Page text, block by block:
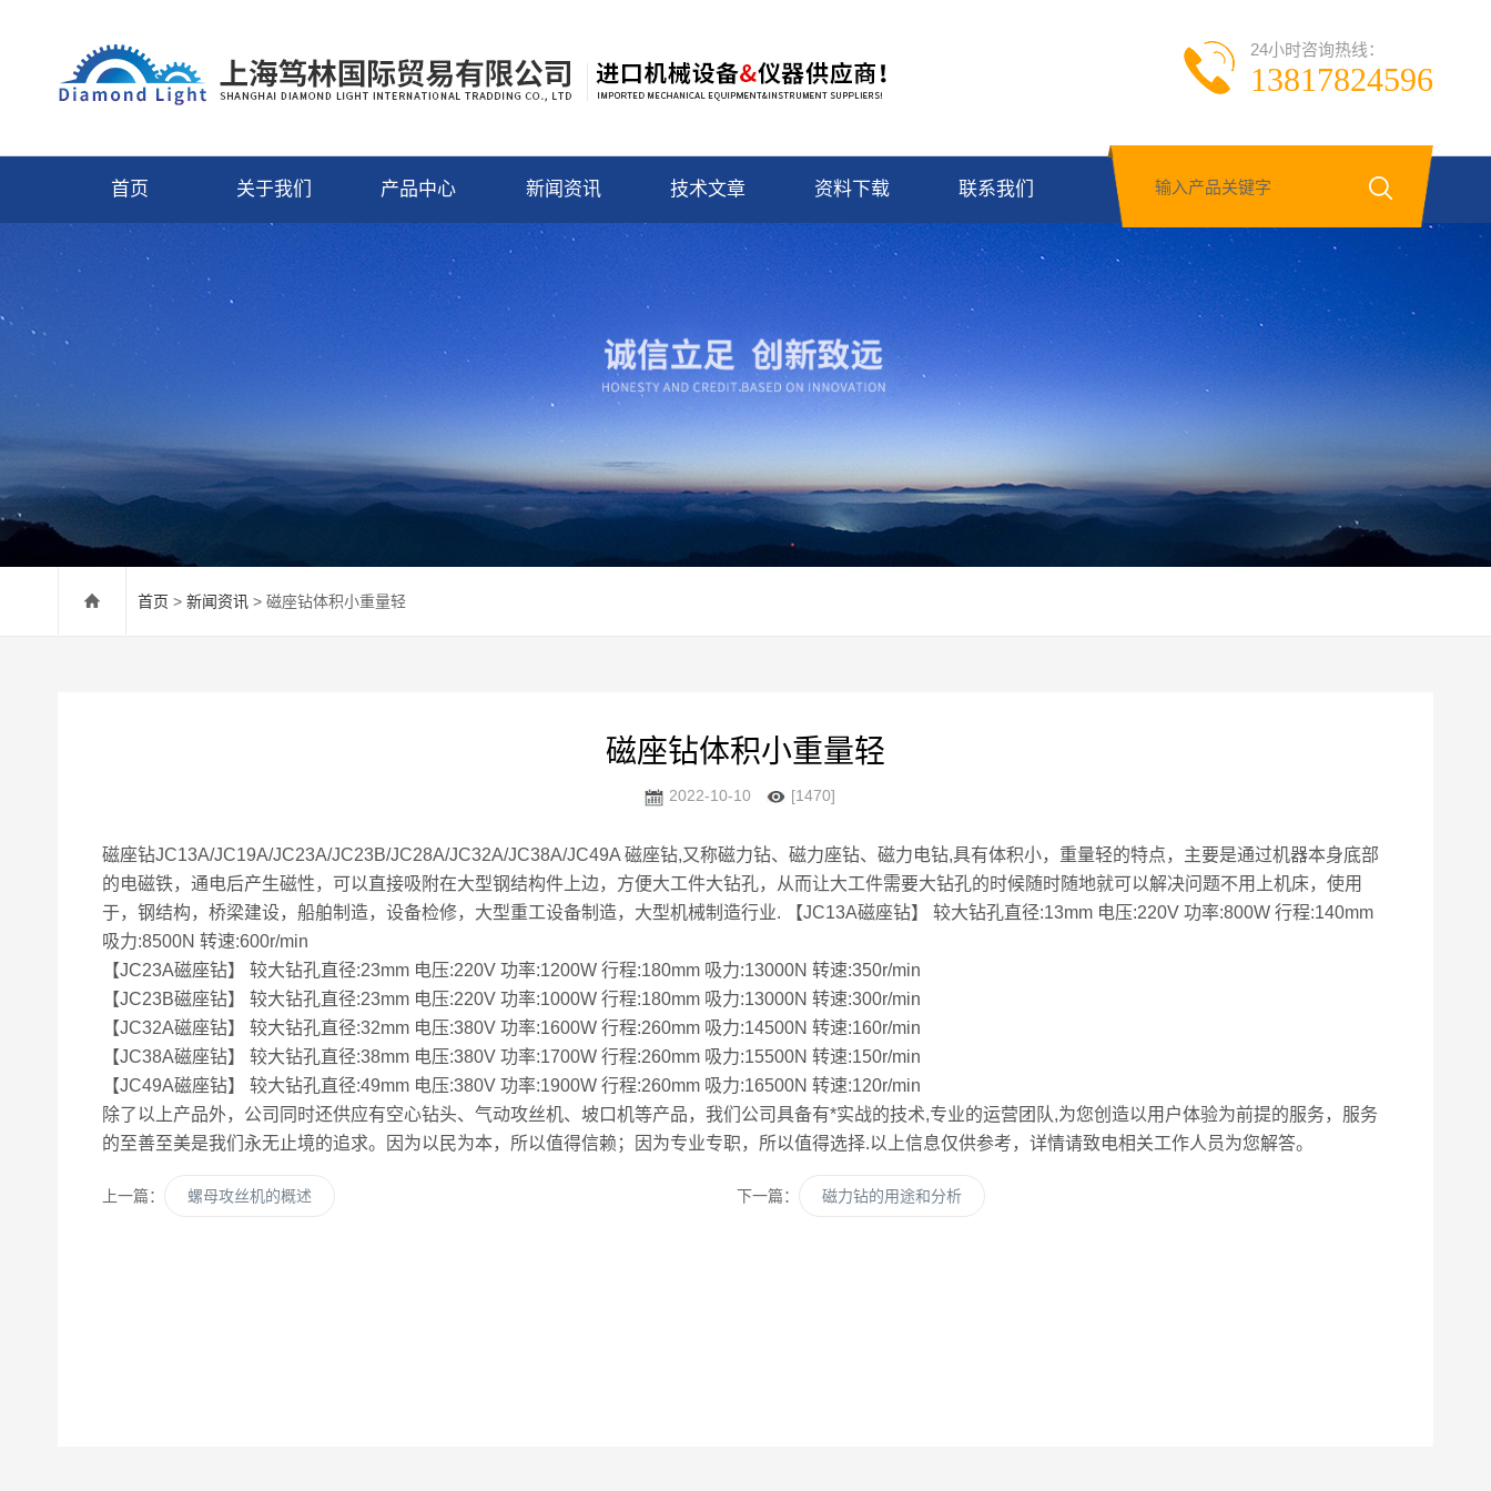
24小时咨询热线：
13817824596
首页 关于我们 产品中心 新闻资讯 技术文章 资料下载 联系我们
首页 > 新闻资讯 > 磁座钻体积小重量轻
磁座钻体积小重量轻
2022-10-10 [1470]
磁座钻JC13A/JC19A/JC23A/JC23B/JC28A/JC32A/JC38A/JC49A 磁座钻,又称磁力钻、磁力座钻、磁力电钻,具有体积小，重量轻的特点，主要是通过机器本身底部
的电磁铁，通电后产生磁性，可以直接吸附在大型钢结构件上边，方便大工件大钻孔，从而让大工件需要大钻孔的时候随时随地就可以解决问题不用上机床，使用
于，钢结构，桥梁建设，船舶制造，设备检修，大型重工设备制造，大型机械制造行业. 【JC13A磁座钻】 较大钻孔直径:13mm 电压:220V 功率:800W 行程:140mm
吸力:8500N 转速:600r/min
【JC23A磁座钻】 较大钻孔直径:23mm 电压:220V 功率:1200W 行程:180mm 吸力:13000N 转速:350r/min
【JC23B磁座钻】 较大钻孔直径:23mm 电压:220V 功率:1000W 行程:180mm 吸力:13000N 转速:300r/min
【JC32A磁座钻】 较大钻孔直径:32mm 电压:380V 功率:1600W 行程:260mm 吸力:14500N 转速:160r/min
【JC38A磁座钻】 较大钻孔直径:38mm 电压:380V 功率:1700W 行程:260mm 吸力:15500N 转速:150r/min
【JC49A磁座钻】 较大钻孔直径:49mm 电压:380V 功率:1900W 行程:260mm 吸力:16500N 转速:120r/min
除了以上产品外，公司同时还供应有空心钻头、气动攻丝机、坡口机等产品，我们公司具备有*实战的技术,专业的运营团队,为您创造以用户体验为前提的服务，服务
的至善至美是我们永无止境的追求。因为以民为本，所以值得信赖；因为专业专职，所以值得选择.以上信息仅供参考，详情请致电相关工作人员为您解答。
上一篇： 螺母攻丝机的概述 下一篇： 磁力钻的用途和分析